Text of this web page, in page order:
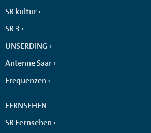
SR kultur
SR 3
UNSERDING
Antenne Saar
Frequenzen
FERNSEHEN
SR Fernsehen